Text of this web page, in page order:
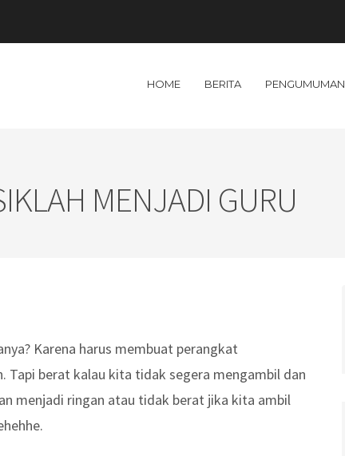
HOME BERITA PENGUMUMAN
MENJADI GURU
Karena harus membuat perangkat
Tapi berat kalau kita tidak segera mengambil dan
menjadi ringan atau tidak berat jika kita ambil